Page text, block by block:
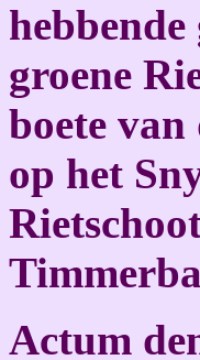
groene
boete
op het
Actum